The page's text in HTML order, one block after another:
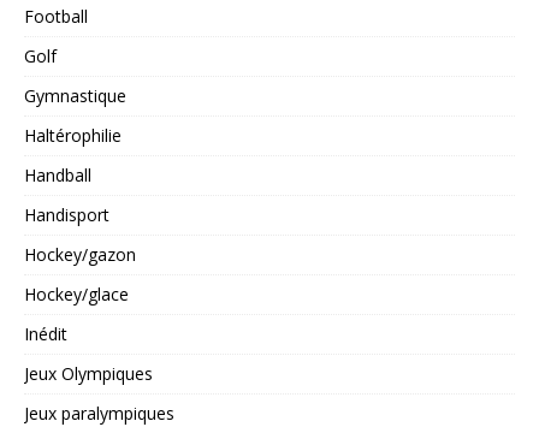
Football
Golf
Gymnastique
Haltérophilie
Handball
Handisport
Hockey/gazon
Hockey/glace
Inédit
Jeux Olympiques
Jeux paralympiques